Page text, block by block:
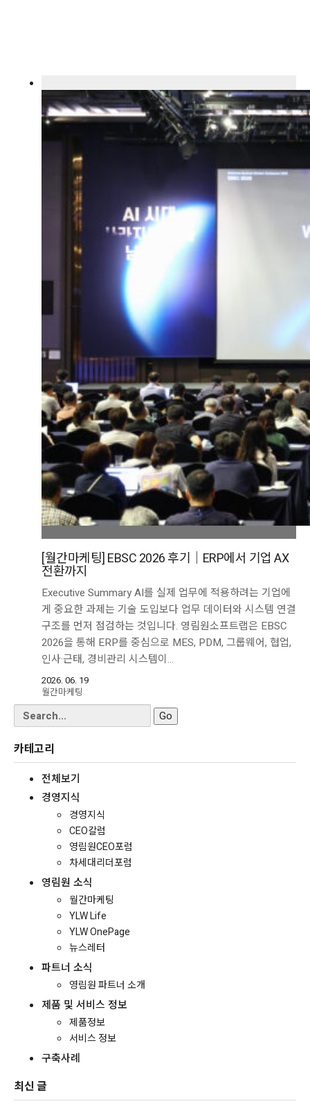
[월간마케팅] EBSC 2026 후기｜ERP에서 기업 AX
전환까지
Executive Summary AI를 실제 업무에 적용하려는 기업에
게 중요한 과제는 기술 도입보다 업무 데이터와 시스템 연결
구조를 먼저 점검하는 것입니다. 영림원소프트랩은 EBSC
2026을 통해 ERP를 중심으로 MES, PDM, 그룹웨어, 협업,
인사·근태, 경비관리 시스템이…
2026. 06. 19
월간마케팅
Search
for:
카테고리
전체보기
경영지식
경영지식
CEO칼럼
영림원CEO포럼
차세대리더포럼
영림원 소식
월간마케팅
YLW Life
YLW OnePage
뉴스레터
파트너 소식
영림원 파트너 소개
제품 및 서비스 정보
제품정보
서비스 정보
구축사례
최신 글